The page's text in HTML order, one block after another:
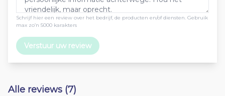
Schrijf hier een review over het bedrijf, de producten en/of diensten. Gebruik
max zo’n 5000 karakters
Verstuur uw review
Alle reviews (7)